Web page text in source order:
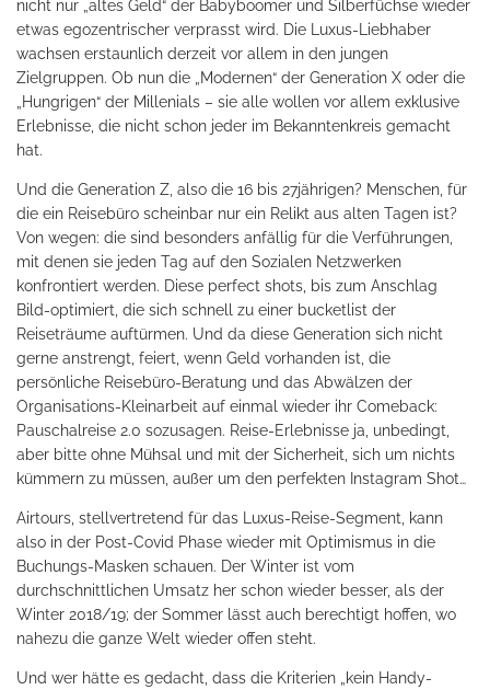
nicht nur „altes Geld“ der Babyboomer und Silberfüchse wieder
etwas egozentrischer verprasst wird. Die Luxus-Liebhaber
wachsen erstaunlich derzeit vor allem in den jungen
Zielgruppen. Ob nun die „Modernen“ der Generation X oder die
„Hungrigen“ der Millenials – sie alle wollen vor allem exklusive
Erlebnisse, die nicht schon jeder im Bekanntenkreis gemacht
hat.
Und die Generation Z, also die 16 bis 27jährigen? Menschen, für
die ein Reisebüro scheinbar nur ein Relikt aus alten Tagen ist?
Von wegen: die sind besonders anfällig für die Verführungen,
mit denen sie jeden Tag auf den Sozialen Netzwerken
konfrontiert werden. Diese perfect shots, bis zum Anschlag
Bild-optimiert, die sich schnell zu einer bucketlist der
Reiseträume auftürmen. Und da diese Generation sich nicht
gerne anstrengt, feiert, wenn Geld vorhanden ist, die
persönliche Reisebüro-Beratung und das Abwälzen der
Organisations-Kleinarbeit auf einmal wieder ihr Comeback:
Pauschalreise 2.0 sozusagen. Reise-Erlebnisse ja, unbedingt,
aber bitte ohne Mühsal und mit der Sicherheit, sich um nichts
kümmern zu müssen, außer um den perfekten Instagram Shot…
Airtours, stellvertretend für das Luxus-Reise-Segment, kann
also in der Post-Covid Phase wieder mit Optimismus in die
Buchungs-Masken schauen. Der Winter ist vom
durchschnittlichen Umsatz her schon wieder besser, als der
Winter 2018/19; der Sommer lässt auch berechtigt hoffen, wo
nahezu die ganze Welt wieder offen steht.
Und wer hätte es gedacht, dass die Kriterien „kein Handy-